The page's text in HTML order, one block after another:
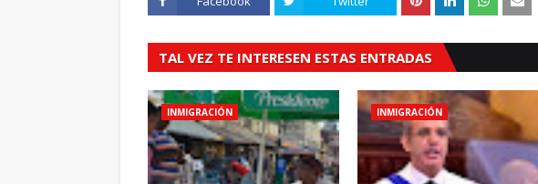
TAL VEZ TE INTERESEN ESTAS ENTRADAS
INMIGRACIÓN INMIGRACIÓN